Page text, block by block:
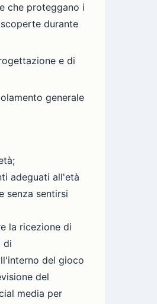
che proteggano i
durante
e di
generale
adeguati all'età
senza sentirsi
la ricezione di
di
del gioco
del
media per